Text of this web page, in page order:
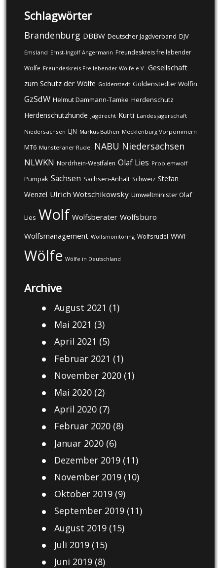
Schlagwörter
Brandenburg DBBW Deutscher Jagdverband DJV
Emsland Ernst-Ingolf Angermann Freundeskreis freilebender
Wölfe Freundeskreis Freilebender Wölfe e.V. Gesellschaft
zum Schutz der Wölfe Goldenstedt Goldenstedter Wölfin
GzSdW Helmut Dammann-Tamke Herdenschutz
Herdenschutzhunde Jagdrecht Kurti Landesjägerschaft
Niedersachsen LJN Markus Bathen Mecklenburg Vorpommern
MT6 Munsteraner Rudel NABU Niedersachsen
NLWKN Nordrhein-Westfalen Olaf Lies Problemwolf
Pumpak Sachsen Sachsen-Anhalt Schweiz Stefan
Wenzel Ulrich Wotschikowsky Umweltminister Olaf
Lies Wolf Wolfsberater Wolfsbüro
Wolfsmanagement Wolfsmonitoring Wolfsrudel WWF
Wölfe Wölfe in Deutschland
Archive
August 2021 (1)
Mai 2021 (3)
April 2021 (5)
Februar 2021 (1)
November 2020(1)
Mai 2020(2)
April 2020(7)
Februar 2020(8)
Januar 2020(6)
Dezember 2019(11)
November 2019(10)
Oktober 2019(9)
September 2019(11)
August 2019(15)
Juli 2019(15)
Juni 2019(8)